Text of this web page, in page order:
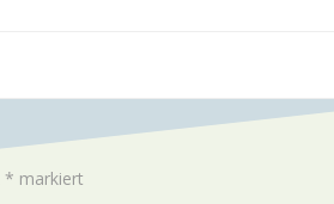
* markiert